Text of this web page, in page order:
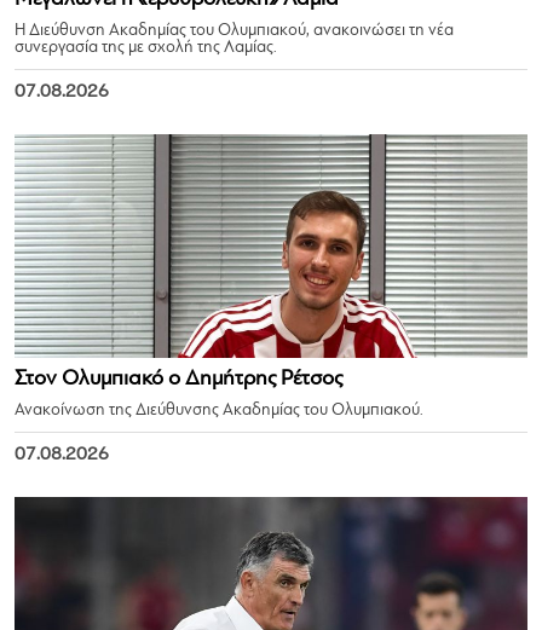
Η Διεύθυνση Ακαδημίας του Ολυμπιακού, ανακοινώσει τη νέα
συνεργασία της με σχολή της Λαμίας.
07.08.2026
Στον Ολυμπιακό ο Δημήτρης Ρέτσος
Ανακοίνωση της Διεύθυνσης Ακαδημίας του Ολυμπιακού.
07.08.2026